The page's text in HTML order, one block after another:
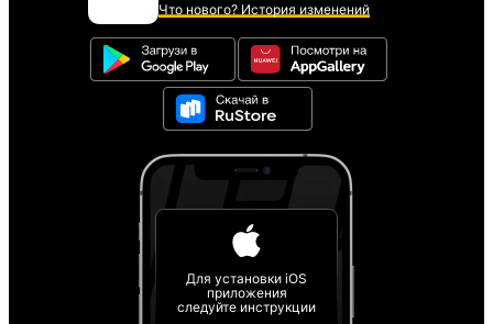
Что нового? История изменений
Для установки iOS
приложения
следуйте инструкции